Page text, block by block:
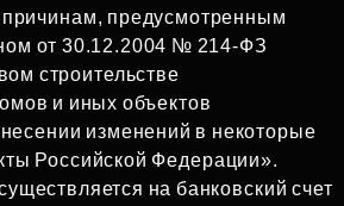
предусмотренным
от 30.12.2004 № 214‑ФЗ
строительстве
и иных объектов
изменений в некоторые
Российской Федерации».
на банковский счет